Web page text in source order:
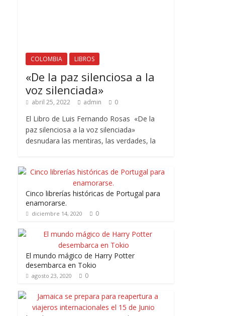
COLOMBIA LIBROS
«De la paz silenciosa a la
voz silenciada»
abril 25, 2022 admin 0
El Libro de Luis Fernando Rosas «De la
paz silenciosa a la voz silenciada»
desnudara las mentiras, las verdades, la
Cinco librerías históricas de Portugal para
enamorarse.
diciembre 14, 2020 0
El mundo mágico de Harry Potter
desembarca en Tokio
agosto 23, 2020 0